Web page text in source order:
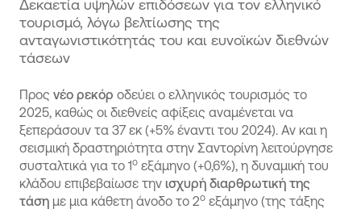
Δεκαετία υψηλών επιδόσεων για τον ελληνικό
τουρισμό, λόγω βελτίωσης της
ανταγωνιστικότητάς του και ευνοϊκών διεθνών
τάσεων
Προς νέο ρεκόρ οδεύει o ελληνικός τουρισμός το
2025, καθώς οι διεθνείς αφίξεις αναμένεται να
ξεπεράσουν τα 37 εκ (+5% έναντι του 2024). Αν και η
σεισμική δραστηριότητα στην Σαντορίνη λειτούργησε
συσταλτικά για το 1ο εξάμηνο (+0,6%), η δυναμική του
κλάδου επιβεβαίωσε την ισχυρή διαρθρωτική της
τάση με μια κάθετη άνοδο το 2ο εξάμηνο (της τάξης